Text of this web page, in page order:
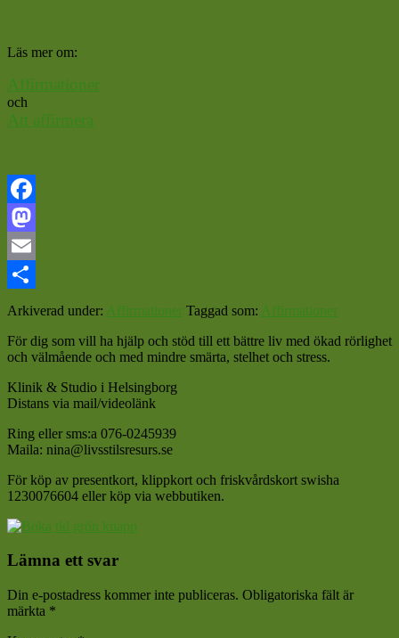
Läs mer om:
Affirmationer
och
Att affirmera
Facebook
Mastodon
Email
Dela
Arkiverad under: Affirmationer Taggad som: Affirmationer
För dig som vill ha hjälp och stöd till ett bättre liv med ökad rörlighet
och välmående och med mindre smärta, stelhet och stress.
Klinik & Studio i Helsingborg
Distans via mail/videolänk
Ring eller sms:a 076-0245939
Maila: nina@livsstilsresurs.se
För köp av presentkort, klippkort och friskvårdskort swisha
1230076604 eller köp via webbutiken.
Läsarkommentarer
Lämna ett svar
Din e-postadress kommer inte publiceras. Obligatoriska fält är
märkta *